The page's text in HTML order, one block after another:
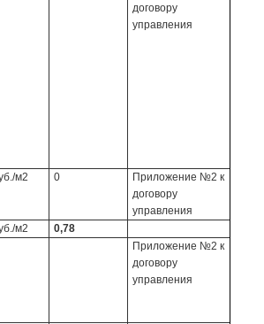
договору
управления
м2 0
Приложение №2 к
договору
управления
м2
0,78
Приложение №2 к
договору
управления